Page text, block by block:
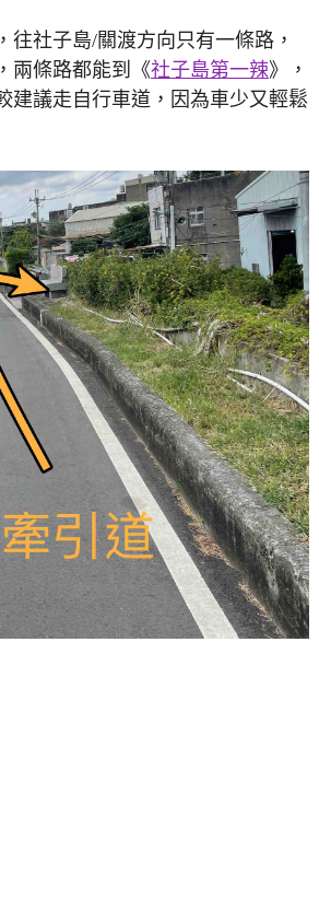
社子島/關渡方向只有一條路，
兩條路都能到《社子島第一辣》，
建議走自行車道，因為車少又輕鬆